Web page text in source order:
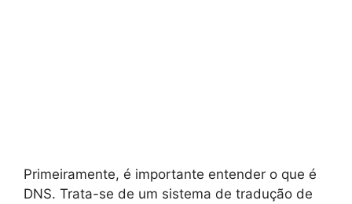
Primeiramente, é importante entender o que é
DNS. Trata-se de um sistema de tradução de